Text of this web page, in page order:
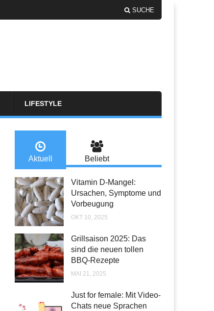
SUCHE
LIFESTYLE
Aktuell Beliebt
Vitamin D-Mangel:
Ursachen, Symptome und
Vorbeugung
OKT 10, 2025
Grillsaison 2025: Das
sind die neuen tollen
BBQ-Rezepte
MAI 21, 2025
Just for female: Mit Video-
Chats neue Sprachen